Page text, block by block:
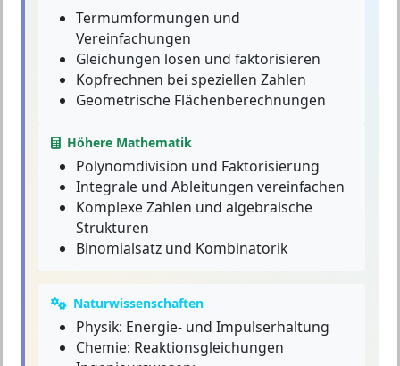
Termumformungen und
Vereinfachungen
Gleichungen lösen und faktorisieren
Kopfrechnen bei speziellen Zahlen
Geometrische Flächenberechnungen
Höhere Mathematik
Polynomdivision und Faktorisierung
Integrale und Ableitungen vereinfachen
Komplexe Zahlen und algebraische
Strukturen
Binomialsatz und Kombinatorik
Naturwissenschaften
Physik: Energie- und Impulserhaltung
Chemie: Reaktionsgleichungen